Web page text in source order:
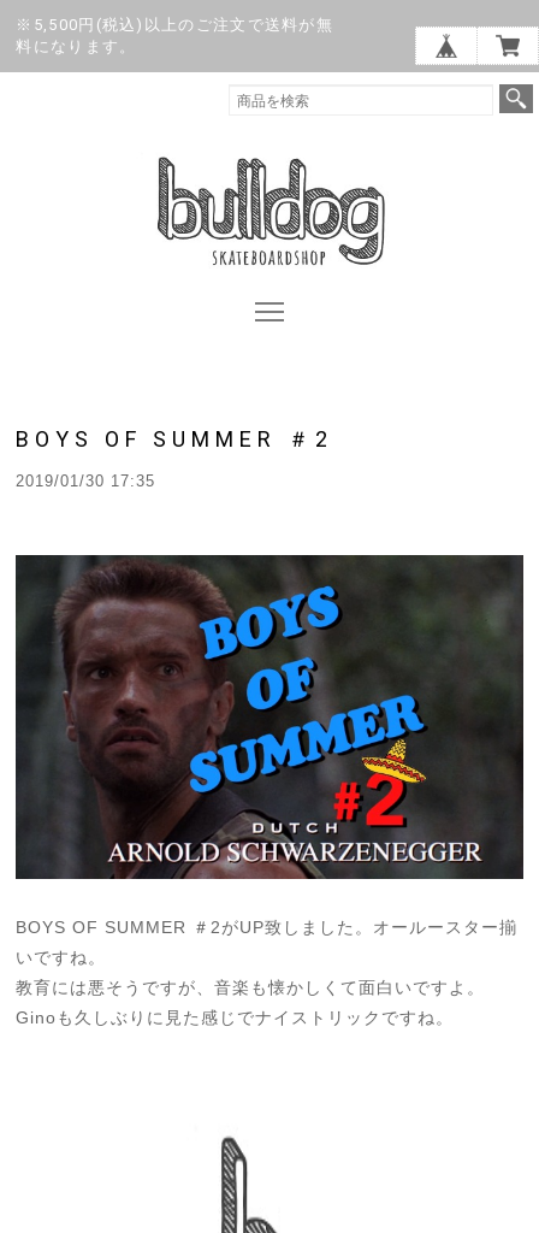
※5,500円(税込)以上のご注文で送料が無
料になります。
BOYS OF SUMMER ＃2
2019/01/30 17:35
BOYS OF SUMMER ＃2がUP致しました。オールースター揃
いですね。
教育には悪そうですが、音楽も懐かしくて面白いですよ。
Ginoも久しぶりに見た感じでナイストリックですね。